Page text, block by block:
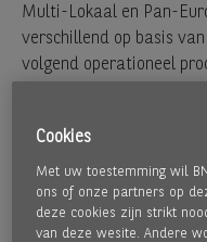
Multi-Lokaal en Pan-
verschillend op basis
volgend operationeel
Multi-Lokaal:
werkmaatschappijen
centraal
vanwege het feit dat
Cookies
Met uw toestemming wil
ons of onze partners op
deze cookies zijn strikt
van deze wesite. Andere